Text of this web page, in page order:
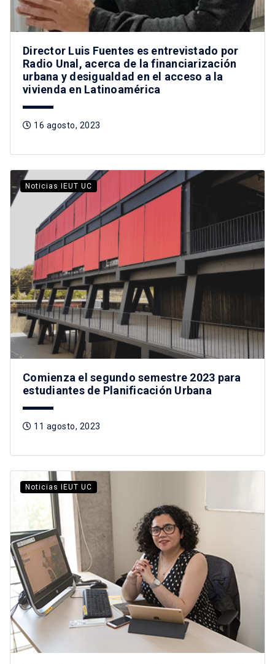
Director Luis Fuentes es entrevistado por
Radio Unal, acerca de la financiarización
urbana y desigualdad en el acceso a la
vivienda en Latinoamérica
16 agosto, 2023
Noticias IEUT UC
Comienza el segundo semestre 2023 para
estudiantes de Planificación Urbana
11 agosto, 2023
Noticias IEUT UC